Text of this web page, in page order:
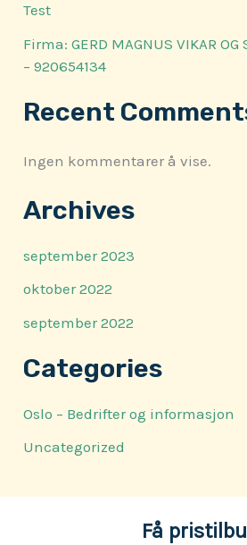
Test
Firma: GERD MAGNUS VIKAR OG
– 920654134
Recent
Ingen kommentarer å vise.
Archives
september 2023
oktober 2022
september 2022
Categories
Oslo – Bedrifter og informasjon
Uncategorized
Få